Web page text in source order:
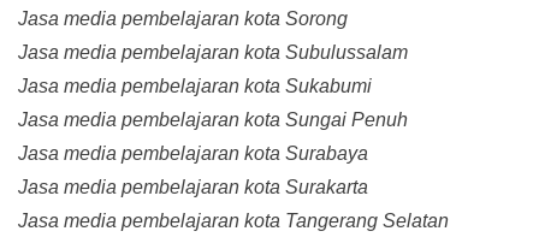
Jasa media pembelajaran kota Sorong
Jasa media pembelajaran kota Subulussalam
Jasa media pembelajaran kota Sukabumi
Jasa media pembelajaran kota Sungai Penuh
Jasa media pembelajaran kota Surabaya
Jasa media pembelajaran kota Surakarta
Jasa media pembelajaran kota Tangerang Selatan